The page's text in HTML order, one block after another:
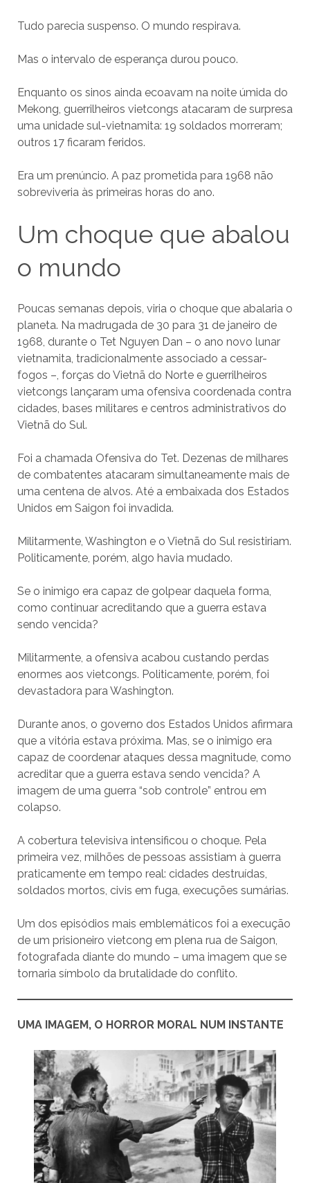
Tudo parecia suspenso. O mundo respirava.
Mas o intervalo de esperança durou pouco.
Enquanto os sinos ainda ecoavam na noite úmida do
Mekong, guerrilheiros vietcongs atacaram de surpresa
uma unidade sul-vietnamita: 19 soldados morreram;
outros 17 ficaram feridos.
Era um prenúncio. A paz prometida para 1968 não
sobreviveria às primeiras horas do ano.
Um choque que abalou
o mundo
Poucas semanas depois, viria o choque que abalaria o
planeta. Na madrugada de 30 para 31 de janeiro de
1968, durante o Tet Nguyen Dan – o ano novo lunar
vietnamita, tradicionalmente associado a cessar-
fogos –, forças do Vietnã do Norte e guerrilheiros
vietcongs lançaram uma ofensiva coordenada contra
cidades, bases militares e centros administrativos do
Vietnã do Sul.
Foi a chamada Ofensiva do Tet. Dezenas de milhares
de combatentes atacaram simultaneamente mais de
uma centena de alvos. Até a embaixada dos Estados
Unidos em Saigon foi invadida.
Militarmente, Washington e o Vietnã do Sul resistiriam.
Politicamente, porém, algo havia mudado.
Se o inimigo era capaz de golpear daquela forma,
como continuar acreditando que a guerra estava
sendo vencida?
Militarmente, a ofensiva acabou custando perdas
enormes aos vietcongs. Politicamente, porém, foi
devastadora para Washington.
Durante anos, o governo dos Estados Unidos afirmara
que a vitória estava próxima. Mas, se o inimigo era
capaz de coordenar ataques dessa magnitude, como
acreditar que a guerra estava sendo vencida? A
imagem de uma guerra “sob controle” entrou em
colapso.
A cobertura televisiva intensificou o choque. Pela
primeira vez, milhões de pessoas assistiam à guerra
praticamente em tempo real: cidades destruídas,
soldados mortos, civis em fuga, execuções sumárias.
Um dos episódios mais emblemáticos foi a execução
de um prisioneiro vietcong em plena rua de Saigon,
fotografada diante do mundo – uma imagem que se
tornaria símbolo da brutalidade do conflito.
UMA IMAGEM, O HORROR MORAL NUM INSTANTE